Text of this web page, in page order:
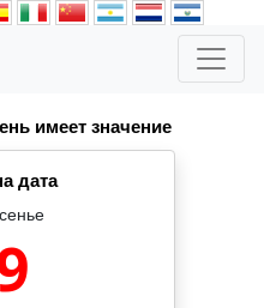
имеет значение
дата